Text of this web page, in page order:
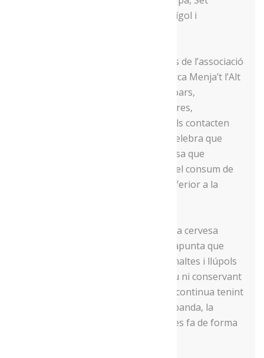
inferns, Rocs de Mitxela, Fosca, Espígol i
Totes elles es distribueixen a través de l’associació
de productors artesans de la comarca Menja’t l’Alt
Urgell, així com en venda directa a bars,
restaurants i botigues i també en fires,
esdeveniments i a particulars que els contacten
directament. De moment, Salvadó celebra que
l’acceptació que està tenint la cervesa que
produeixen “és ben bona, tot i que el consum de
cervesa artesana és infinitament inferior a la
Pel que fa a les característiques de la cervesa
artesana que produeixen, Salvadó apunta que
aquesta “utilitza més quantitat de maltes i llúpols
proporcionalment, no té cap additiu ni conservant
i no es pasteuritza, de manera que continua tenint
els llevats actius molt de temps”. A banda, la
carbonatació dels mateixos llevats es fa de forma